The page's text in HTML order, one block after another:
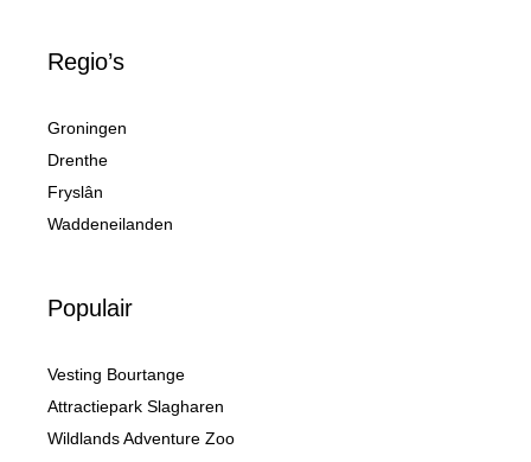
Regio’s
Groningen
Drenthe
Fryslân
Waddeneilanden
Populair
Vesting Bourtange
Attractiepark Slagharen
Wildlands Adventure Zoo